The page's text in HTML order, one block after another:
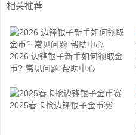
相关推荐
2026 边锋银子新手如何领取金
币?-常见问题-帮助中心
2025春卡抢边锋银子金币赛